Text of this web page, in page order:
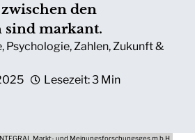
den
sind markant.
, Psychologie,Zahlen,Zukunft &
Lesezeit: 3 Min